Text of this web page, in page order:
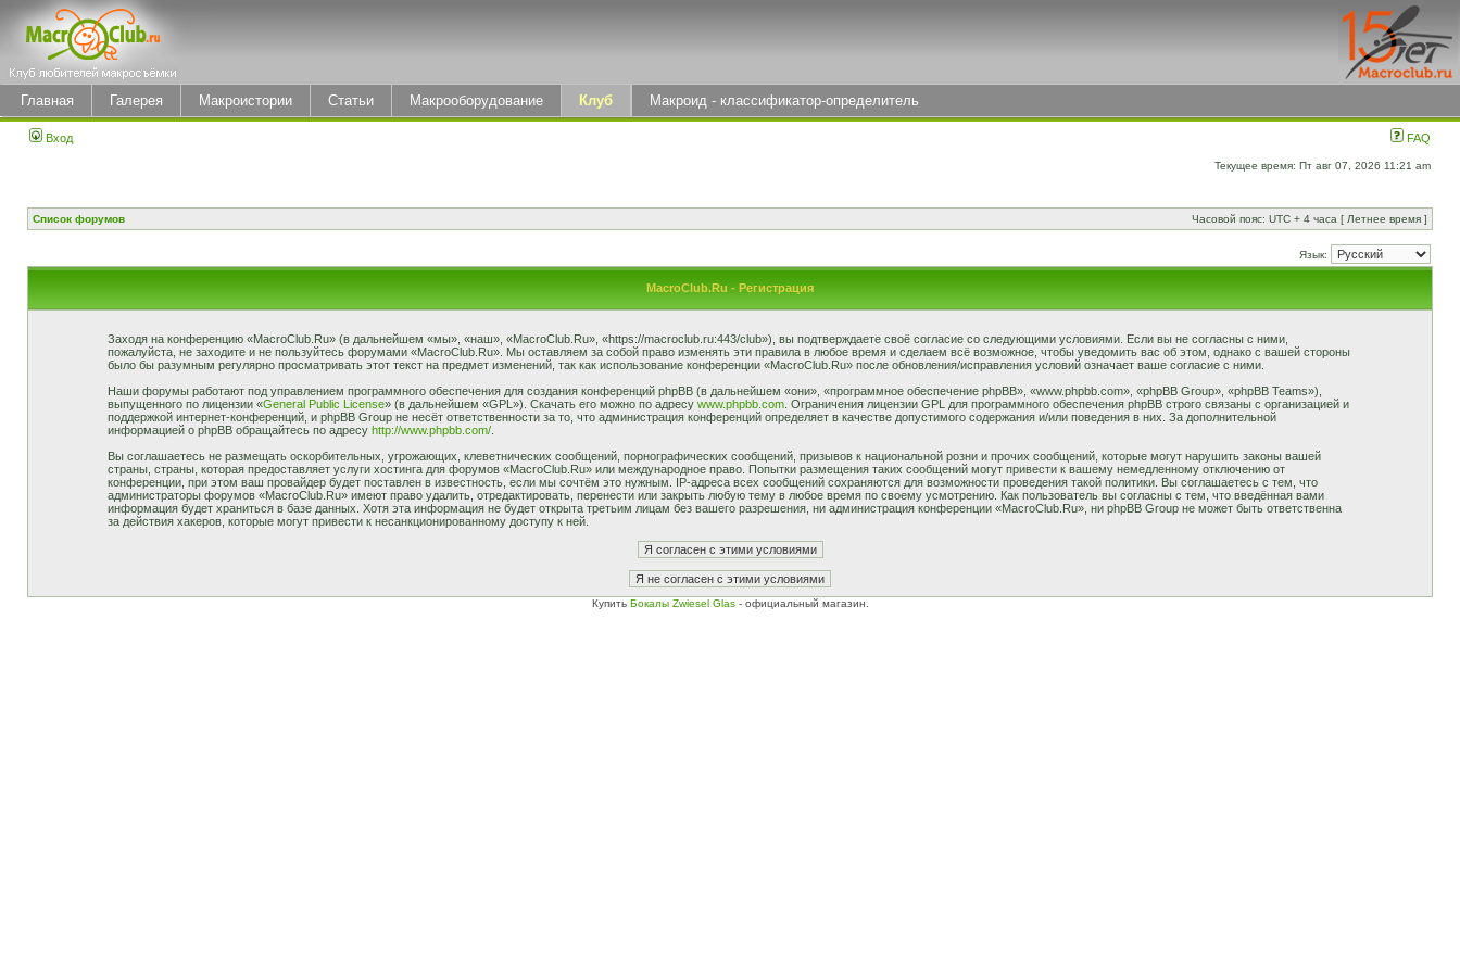
Главная Галерея Макроистории Статьи Макрооборудование Клуб Макроид - классификатор-определитель
Вход FAQ
Текущее время: Пт авг 07, 2026 11:21 am
Список форумов Часовой пояс: UTC + 4 часа [ Летнее время ]
Язык:
MacroClub.Ru - Регистрация
Заходя на конференцию «MacroClub.Ru» (в дальнейшем «мы», «наш», «MacroClub.Ru», «https://macroclub.ru:443/club»), вы подтверждаете своё согласие со следующими условиями. Если вы не согласны с ними,
пожалуйста, не заходите и не пользуйтесь форумами «MacroClub.Ru». Мы оставляем за собой право изменять эти правила в любое время и сделаем всё возможное, чтобы уведомить вас об этом, однако с вашей стороны
было бы разумным регулярно просматривать этот текст на предмет изменений, так как использование конференции «MacroClub.Ru» после обновления/исправления условий означает ваше согласие с ними.
Наши форумы работают под управлением программного обеспечения для создания конференций phpBB (в дальнейшем «они», «программное обеспечение phpBB», «www.phpbb.com», «phpBB Group», «phpBB Teams»),
выпущенного по лицензии «General Public License» (в дальнейшем «GPL»). Скачать его можно по адресу www.phpbb.com. Ограничения лицензии GPL для программного обеспечения phpBB строго связаны с организацией и
поддержкой интернет-конференций, и phpBB Group не несёт ответственности за то, что администрация конференций определяет в качестве допустимого содержания и/или поведения в них. За дополнительной
информацией о phpBB обращайтесь по адресу http://www.phpbb.com/.
Вы соглашаетесь не размещать оскорбительных, угрожающих, клеветнических сообщений, порнографических сообщений, призывов к национальной розни и прочих сообщений, которые могут нарушить законы вашей
страны, страны, которая предоставляет услуги хостинга для форумов «MacroClub.Ru» или международное право. Попытки размещения таких сообщений могут привести к вашему немедленному отключению от
конференции, при этом ваш провайдер будет поставлен в известность, если мы сочтём это нужным. IP-адреса всех сообщений сохраняются для возможности проведения такой политики. Вы соглашаетесь с тем, что
администраторы форумов «MacroClub.Ru» имеют право удалить, отредактировать, перенести или закрыть любую тему в любое время по своему усмотрению. Как пользователь вы согласны с тем, что введённая вами
информация будет храниться в базе данных. Хотя эта информация не будет открыта третьим лицам без вашего разрешения, ни администрация конференции «MacroClub.Ru», ни phpBB Group не может быть ответственна
за действия хакеров, которые могут привести к несанкционированному доступу к ней.
Купить Бокалы Zwiesel Glas - официальный магазин.